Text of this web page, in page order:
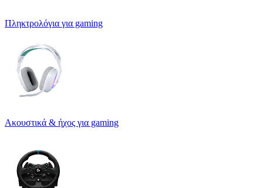
Πληκτρολόγια για gaming
Ακουστικά & ήχος για gaming